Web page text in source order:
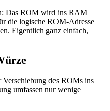
Das ROM wird ins RAM
die logische ROM-Adresse
Eigentlich ganz einfach,
des ROMs ins
umfassen nur wenige